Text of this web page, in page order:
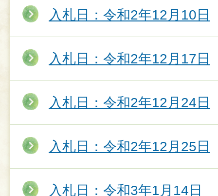
入札日：令和2年12月10日
入札日：令和2年12月17日
入札日：令和2年12月24日
入札日：令和2年12月25日
入札日：令和3年1月14日